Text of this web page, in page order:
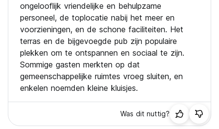
ongelooflijk vriendelijke en behulpzame
personeel, de toplocatie nabij het meer en
voorzieningen, en de schone faciliteiten. Het
terras en de bijgevoegde pub zijn populaire
plekken om te ontspannen en sociaal te zijn.
Sommige gasten merkten op dat
gemeenschappelijke ruimtes vroeg sluiten, en
enkelen noemden kleine kluisjes.
Was dit nuttig?